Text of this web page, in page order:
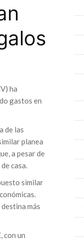
ha
gastos en
de las
planea
a pesar de
casa.
similar
más
con un